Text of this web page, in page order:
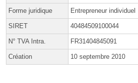
Forme juridique Entrepreneur individuel
SIRET 40484509100044
N° TVA Intra. FR31404845091
Création 10 septembre 2010